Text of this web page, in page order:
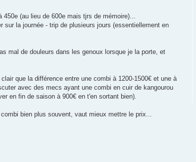
(au lieu de 600e mais tjrs de mémoire)...
la journée - trip de plusieurs jours (essentiellement en
mal de douleurs dans les genoux lorsque je la porte, et
que la différence entre une combi à 1200-1500€ et une à
avec des mecs ayant une combi en cuir de kangourou
en fin de saison à 900€ en t'en sortant bien).
bien plus souvent, vaut mieux mettre le prix...